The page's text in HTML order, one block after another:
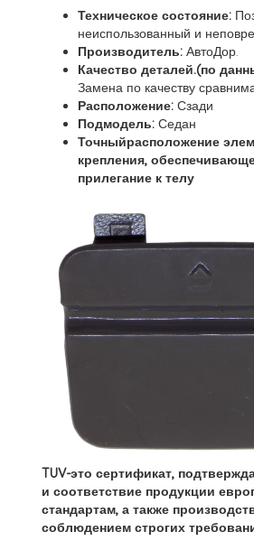
Техническое состояние:
неиспользованный и
Производитель: АвтоДор.
Качество деталей.(по
Замена по качеству
Расположение: Сзади
Подмодель: Седан
Точныйрасположение
крепления,
прилегание к телу
TUV-это сертификат,
и соответствие продукции
стандартам, а также
соблюдением строгих